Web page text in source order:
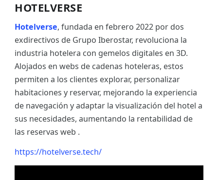
HOTELVERSE
Hotelverse, fundada en febrero 2022 por dos
exdirectivos de Grupo Iberostar, revoluciona la
industria hotelera con gemelos digitales en 3D.
Alojados en webs de cadenas hoteleras, estos
permiten a los clientes explorar, personalizar
habitaciones y reservar, mejorando la experiencia
de navegación y adaptar la visualización del hotel a
sus necesidades, aumentando la rentabilidad de
las reservas web .
https://hotelverse.tech/